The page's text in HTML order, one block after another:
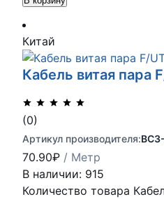
Китай
Кабель витая пара
(0)
Артикул производителя:
70.90₽ / Метр
В наличии: 915
Количество товара